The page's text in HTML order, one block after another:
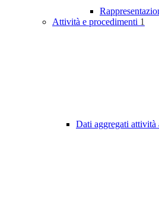
Attività e procedimenti 1
Dati aggregati attività